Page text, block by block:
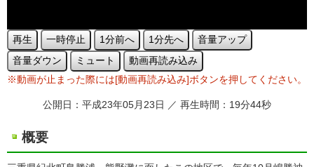
再生 一時停止 1分前へ 1分先へ
音量アップ
音量ダウン
ミュート
動画再読み込み
※動画が止まった際には[動画再読み込み]ボタンを押してください。
公開日：平成23年05月23日 ／ 再生時間：19分44秒
概要